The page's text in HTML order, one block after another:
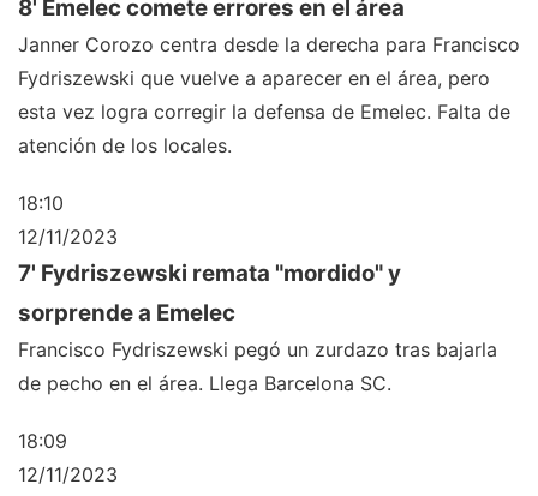
8' Emelec comete errores en el área
Janner Corozo centra desde la derecha para Francisco
Fydriszewski que vuelve a aparecer en el área, pero
esta vez logra corregir la defensa de Emelec. Falta de
atención de los locales.
18:10
12/11/2023
7' Fydriszewski remata "mordido" y
sorprende a Emelec
Francisco Fydriszewski pegó un zurdazo tras bajarla
de pecho en el área. Llega Barcelona SC.
18:09
12/11/2023